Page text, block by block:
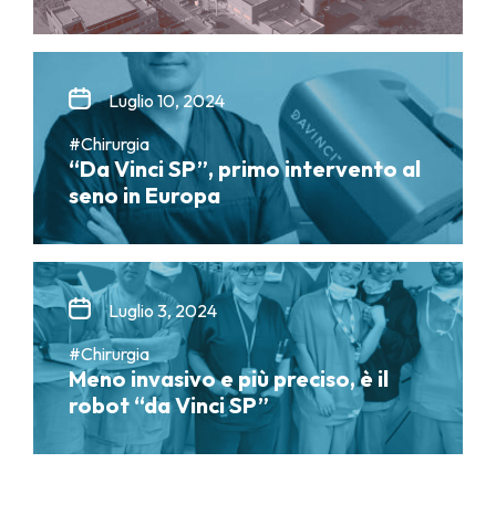
Luglio 10, 2024
#Chirurgia
“Da Vinci SP”, primo intervento al
seno in Europa
Luglio 3, 2024
#Chirurgia
Meno invasivo e più preciso, è il
robot “da Vinci SP”